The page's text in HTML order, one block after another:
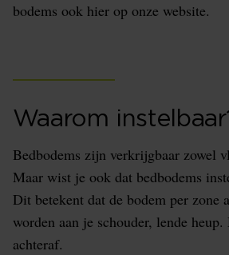
bodems ook hier op onze website.
Waarom
Bedbodems zijn verkrijgbaar zowel
Maar wist je ook dat bedbodems
Dit betekent dat de bodem per zone
worden aan je schouder, lende
achteraf.